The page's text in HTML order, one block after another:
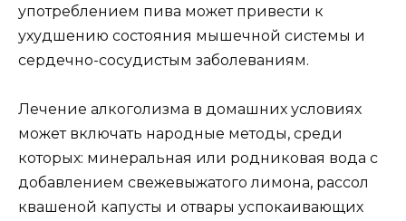
употреблением пива может привести к
ухудшению состояния мышечной системы и
сердечно-сосудистым заболеваниям.
Лечение алкоголизма в домашних условиях
может включать народные методы, среди
которых: минеральная или родниковая вода с
добавлением свежевыжатого лимона, рассол
квашеной капусты и отвары успокаивающих